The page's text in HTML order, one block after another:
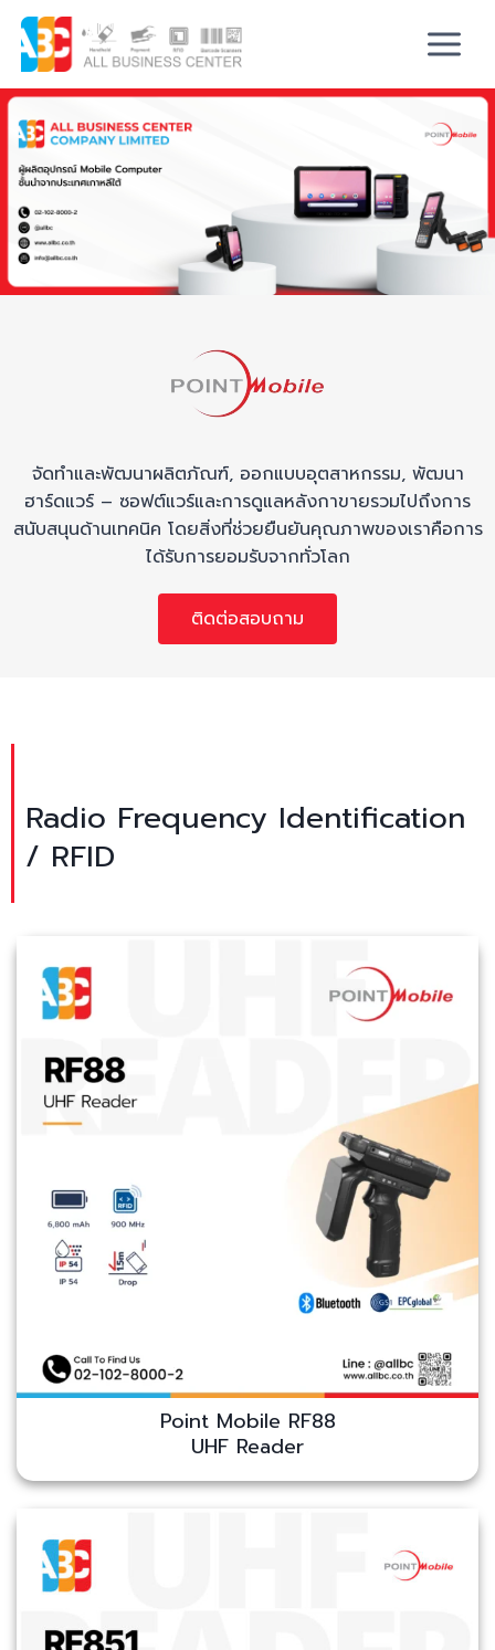
จัดทำและพัฒนาผลิตภัณฑ์, ออกแบบอุตสาหกรรม, พัฒนา
ฮาร์ดแวร์ – ซอฟต์แวร์และการดูแลหลังกาขายรวมไปถึงการ
สนับสนุนด้านเทคนิค โดยสิ่งที่ช่วยยืนยันคุณภาพของเราคือการ
ได้รับการยอมรับจากทั่วโลก
ติดต่อสอบถาม
Radio Frequency Identification
/ RFID
Point Mobile RF88
UHF Reader